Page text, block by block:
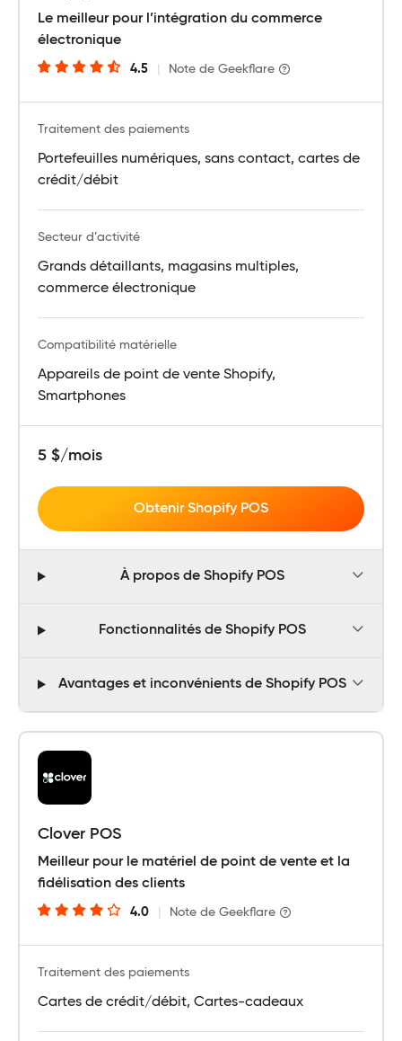
Le meilleur pour l’intégration du commerce
électronique
4.5 Note de Geekflare
Traitement des paiements
Portefeuilles numériques, sans contact, cartes de
crédit/débit
Secteur d’activité
Grands détaillants, magasins multiples,
commerce électronique
Compatibilité matérielle
Appareils de point de vente Shopify,
Smartphones
5 $/mois
Obtenir Shopify POS
À propos de Shopify POS
Fonctionnalités de Shopify POS
Avantages et inconvénients de Shopify POS
Clover POS
Meilleur pour le matériel de point de vente et la
fidélisation des clients
4.0 Note de Geekflare
Traitement des paiements
Cartes de crédit/débit, Cartes-cadeaux